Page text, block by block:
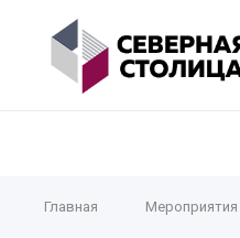
Главная Мероприятия